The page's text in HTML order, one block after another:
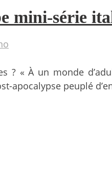
mini-série
? « À un monde
peuplé